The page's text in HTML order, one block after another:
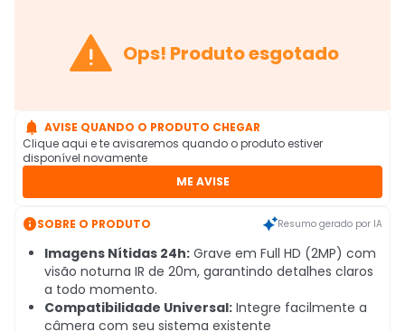
 Ops! Produto esgotado
 AVISE QUANDO O PRODUTO CHEGAR
Clique aqui e te avisaremos quando o produto estiver
disponível novamente
ME AVISE
SOBRE O PRODUTO Resumo gerado por IA
Imagens Nítidas 24h: Grave em Full HD (2MP) com
visão noturna IR de 20m, garantindo detalhes claros
a todo momento.
Compatibilidade Universal: Integre facilmente a
câmera com seu sistema existente